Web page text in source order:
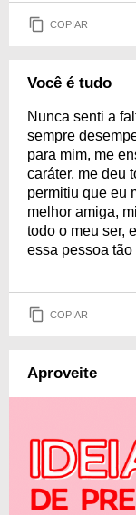
COPIAR
Você é tudo
Nunca senti a
sempre
para mim, me
caráter, me deu
permitiu que eu
melhor amiga,
todo o meu ser,
essa pessoa
COPIAR
Aproveite